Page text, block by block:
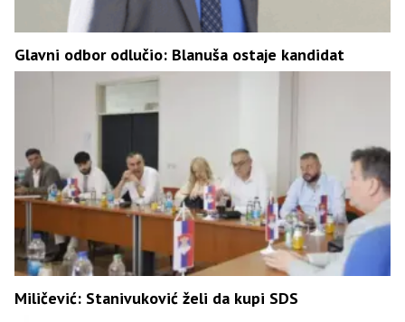
Glavni odbor odlučio: Blanuša ostaje kandidat
Miličević: Stanivuković želi da kupi SDS